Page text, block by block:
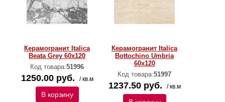
Керамогранит Italica
Beata Grey 60x120
Код товара:51996
1250.00 руб. / кв.м
В корзину
Керамогранит Italica
Bottochino Umbria
60x120
Код товара:51997
1237.50 руб. / кв.м